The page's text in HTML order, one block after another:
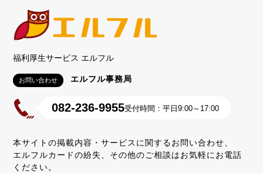
福利厚生サービス エルフル
お問い合わせ エルフル事務局
082-236-9955受付時間：平日9:00～17:00
本サイトの掲載内容・サービスに関するお問い合わせ、
エルフルカードの紛失、その他のご相談はお気軽にお電話
ください。